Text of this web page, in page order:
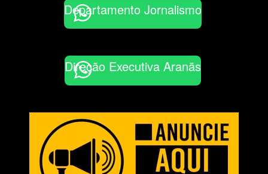
Departamento Jornalismo
Direção Executiva Aranãs